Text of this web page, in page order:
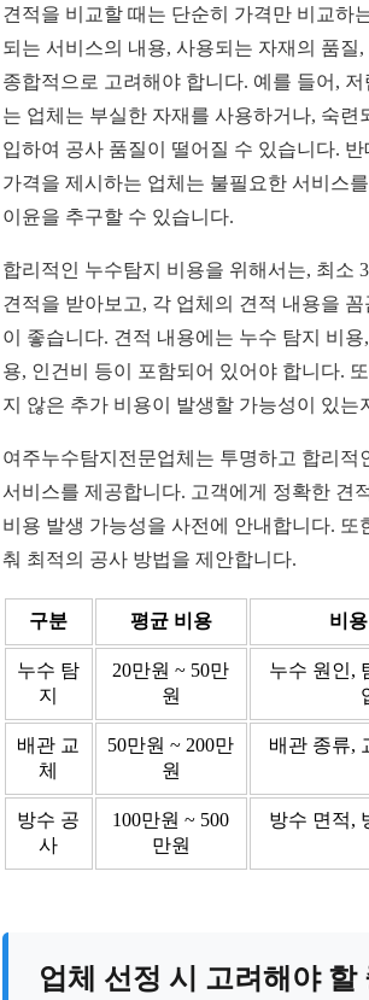
견적을 비교할 때는 단순히 가격만 비교하
되는 서비스의 내용, 사용되는 자재의 품질
종합적으로 고려해야 합니다. 예를 들어,
는 업체는 부실한 자재를 사용하거나, 숙련
입하여 공사 품질이 떨어질 수 있습니다.
가격을 제시하는 업체는 불필요한 서비스
이윤을 추구할 수 있습니다.
합리적인 누수탐지 비용을 위해서는, 최소
견적을 받아보고, 각 업체의 견적 내용을
이 좋습니다. 견적 내용에는 누수 탐지 비용
용, 인건비 등이 포함되어 있어야 합니다.
지 않은 추가 비용이 발생할 가능성이 있는
여주누수탐지전문업체는 투명하고 합리적
서비스를 제공합니다. 고객에게 정확한 견
비용 발생 가능성을 사전에 안내합니다. 또
춰 최적의 공사 방법을 제안합니다.
구분 평균 비용 비
누수 탐
지
20만원 ~ 50만
원
누수 원인,
배관 교
체
50만원 ~ 200만
원
배관 종류,
방수 공
사
100만원 ~ 500
만원
방수 면적,
업체 선정 시 고려해야 할